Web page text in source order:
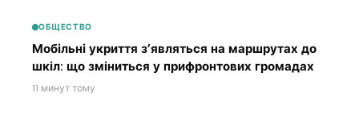
ОБЩЕСТВО
Мобільні укриття з’являться на маршрутах до
шкіл: що зміниться у прифронтових громадах
11 минут тому